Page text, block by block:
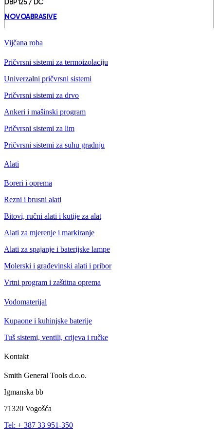
DBP125 / DC
NOVOABRASIVE
Vijčana roba
Pričvrsni sistemi za termoizolaciju
Univerzalni pričvrsni sistemi
Pričvrsni sistemi za drvo
Ankeri i mašinski program
Pričvrsni sistemi za lim
Pričvrsni sistemi za suhu gradnju
Alati
Boreri i oprema
Rezni i brusni alati
Bitovi, ručni alati i kutije za alat
Alati za mjerenje i markiranje
Alati za spajanje i baterijske lampe
Molerski i građevinski alati i pribor
Vrtni program i zaštitna oprema
Vodomaterijal
Kupaone i kuhinjske baterije
Tuš sistemi, ventili, crijeva i ručke
Kontakt
Smith General Tools d.o.o.
Igmanska bb
71320 Vogošća
Tel: + 387 33 951-350